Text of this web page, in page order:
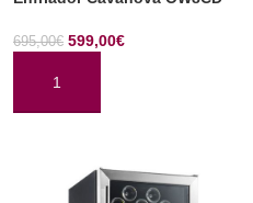
695,00€ 599,00€
AÑADIR AL CARRITO